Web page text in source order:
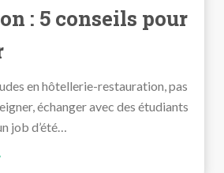
: 5 conseils pour
en hôtellerie-restauration, pas
échanger avec des étudiants
job d’été…